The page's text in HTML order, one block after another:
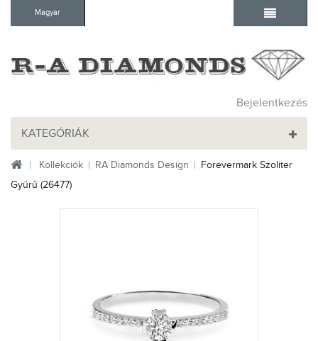
Bejelentkezés
Magyar
KATEGÓRIÁK
Kollekciók RA Diamonds Design
Forevermark Szoliter
Gyűrű (26477)